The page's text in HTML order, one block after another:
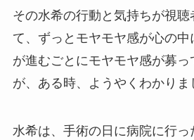
その水希の行動と気持ちが視聴
て、ずっとモヤモヤ感が心の中
が進むごとにモヤモヤ感が募っ
が、ある時、ようやくわかりま
水希は、手術の日に病院に行